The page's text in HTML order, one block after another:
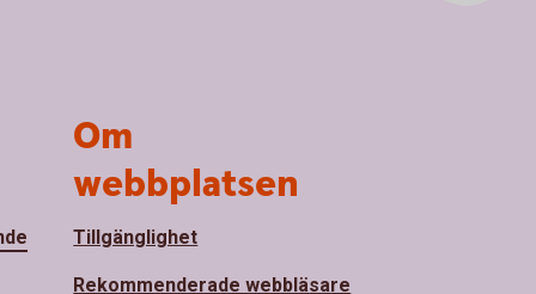
Om
webbplatsen
Tillgänglighet
Rekommenderade webbläsare